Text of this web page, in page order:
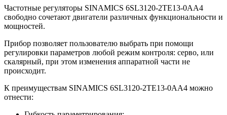
Частотные регуляторы SINAMICS 6SL3120-2TE13-0AA4
свободно сочетают двигатели различных функциональности и
мощностей.
Прибор позволяет пользователю выбрать при помощи
регулировки параметров любой режим контроля: серво, или
скалярный, при этом изменения аппаратной части не
происходит.
К преимуществам SINAMICS 6SL3120-2TE13-0AA4 можно
отнести: